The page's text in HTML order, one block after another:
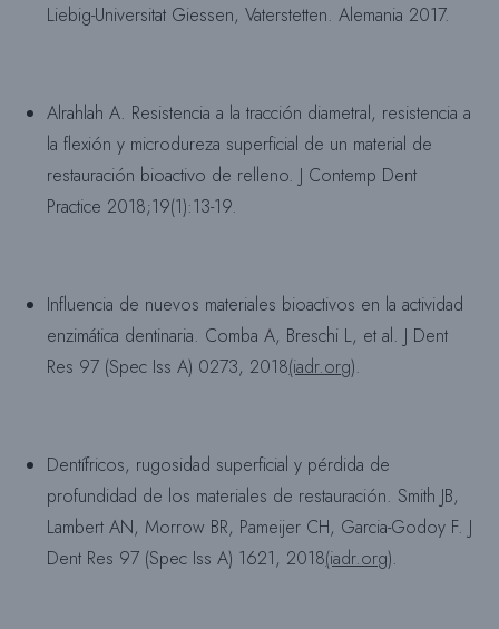
Liebig-Universitat Giessen, Vaterstetten. Alemania 2017.
Alrahlah A. Resistencia a la tracción diametral, resistencia a
la flexión y microdureza superficial de un material de
restauración bioactivo de relleno. J Contemp Dent
Practice 2018;19(1):13-19.
Influencia de nuevos materiales bioactivos en la actividad
enzimática dentinaria. Comba A, Breschi L, et al. J Dent
Res 97 (Spec Iss A) 0273, 2018(iadr.org).
Dentífricos, rugosidad superficial y pérdida de
profundidad de los materiales de restauración. Smith JB,
Lambert AN, Morrow BR, Pameijer CH, Garcia-Godoy F. J
Dent Res 97 (Spec Iss A) 1621, 2018(iadr.org).